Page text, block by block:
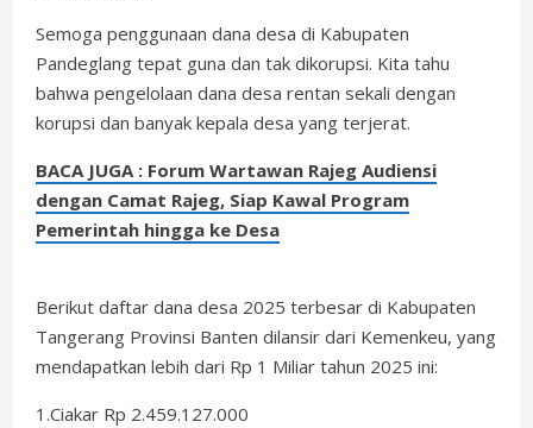
Semoga penggunaan dana desa di Kabupaten
Pandeglang tepat guna dan tak dikorupsi. Kita tahu
bahwa pengelolaan dana desa rentan sekali dengan
korupsi dan banyak kepala desa yang terjerat.
BACA JUGA : Forum Wartawan Rajeg Audiensi
dengan Camat Rajeg, Siap Kawal Program
Pemerintah hingga ke Desa
Berikut daftar dana desa 2025 terbesar di Kabupaten
Tangerang Provinsi Banten dilansir dari Kemenkeu, yang
mendapatkan lebih dari Rp 1 Miliar tahun 2025 ini:
1.Ciakar Rp 2.459.127.000